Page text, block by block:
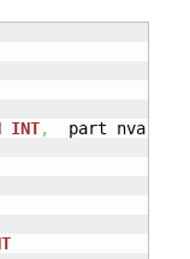
INT,
part